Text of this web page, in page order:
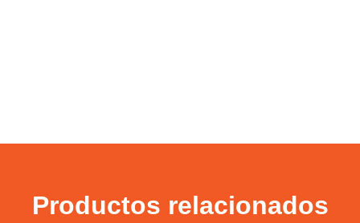
Productos relacionados